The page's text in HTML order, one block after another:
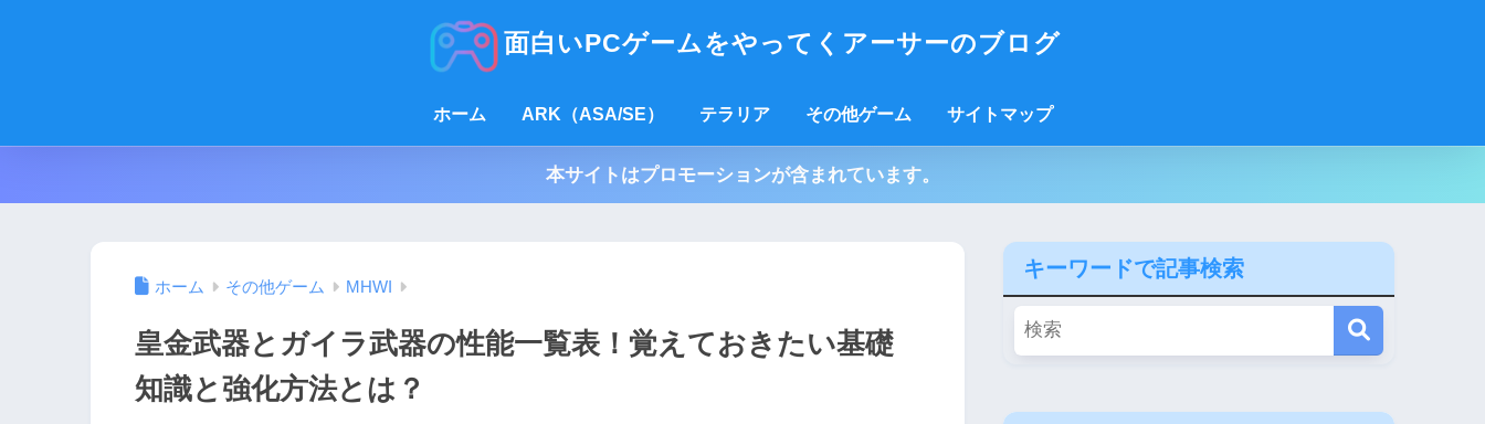
面白いPCゲームをやってくアーサーのブログ
ホーム ARK（ASA/SE） テラリア その他ゲーム サイトマップ
本サイトはプロモーションが含まれています。
ホーム その他ゲーム MHWI
皇金武器とガイラ武器の性能一覧表！覚えておきたい基礎
知識と強化方法とは？
キーワードで記事検索